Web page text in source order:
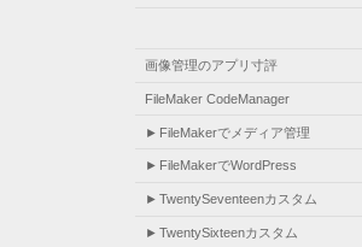
画像管理のアプリ寸評
FileMaker CodeManager
FileMakerでメディア管理
FileMakerでWordPress
TwentySeventeenカスタム
TwentySixteenカスタム